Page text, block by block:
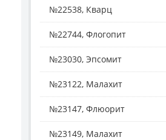
№22538, Кварц
№22744, Флогопит
№23030, Эпсомит
№23122, Малахит
№23147, Флюорит
№23149, Малахит